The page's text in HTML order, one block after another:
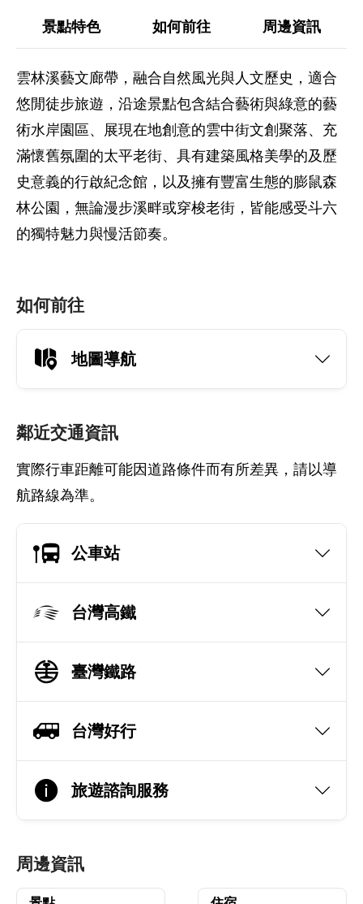
景點特色 如何前往 周邊資訊
雲林溪藝文廊帶，融合自然風光與人文歷史，適合
悠閒徒步旅遊，沿途景點包含結合藝術與綠意的藝
術水岸園區、展現在地創意的雲中街文創聚落、充
滿懷舊氛圍的太平老街、具有建築風格美學的及歷
史意義的行啟紀念館，以及擁有豐富生態的膨鼠森
林公園，無論漫步溪畔或穿梭老街，皆能感受斗六
的獨特魅力與慢活節奏。
如何前往
地圖導航
鄰近交通資訊
實際行車距離可能因道路條件而有所差異，請以導
航路線為準。
公車站
台灣高鐵
臺灣鐵路
台灣好行
旅遊諮詢服務
周邊資訊